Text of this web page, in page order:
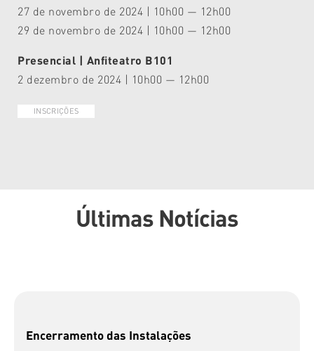
27 de novembro de 2024 | 10h00 — 12h00
29 de novembro de 2024 | 10h00 — 12h00
Presencial | Anfiteatro B101
2 dezembro de 2024 | 10h00 — 12h00
INSCRIÇÕES
Últimas Notícias
Encerramento das Instalações